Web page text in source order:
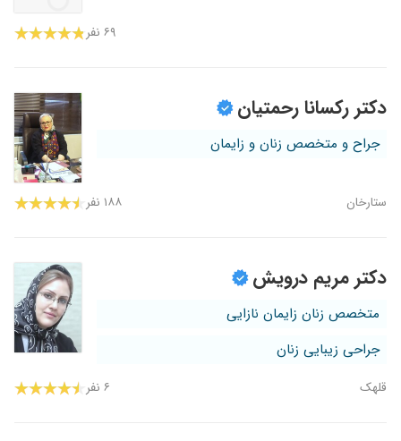
۶۹ نفر
دکتر رکسانا رحمتیان
جراح و متخصص زنان و زایمان
ستارخان ۱۸۸ نفر
دکتر مریم درویش
متخصص زنان زایمان نازایی
جراحی زیبایی زنان
قلهک ۶ نفر